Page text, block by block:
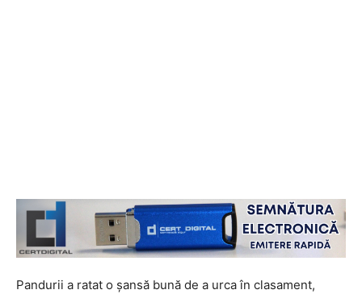
Pandurii a ratat o şansă bună de a urca în clasament,